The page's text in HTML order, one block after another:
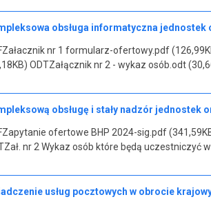
obsługa informatyczna
nr 1 formularz-ofertowy.pdf
ODTZałącznik nr 2 - wykaz osób.odt
obsługę i stały nadzór jednostek
ofertowe BHP 2024-sig.pdf
nr 2 Wykaz osób które będą uczestniczyć
usług pocztowych w obrocie